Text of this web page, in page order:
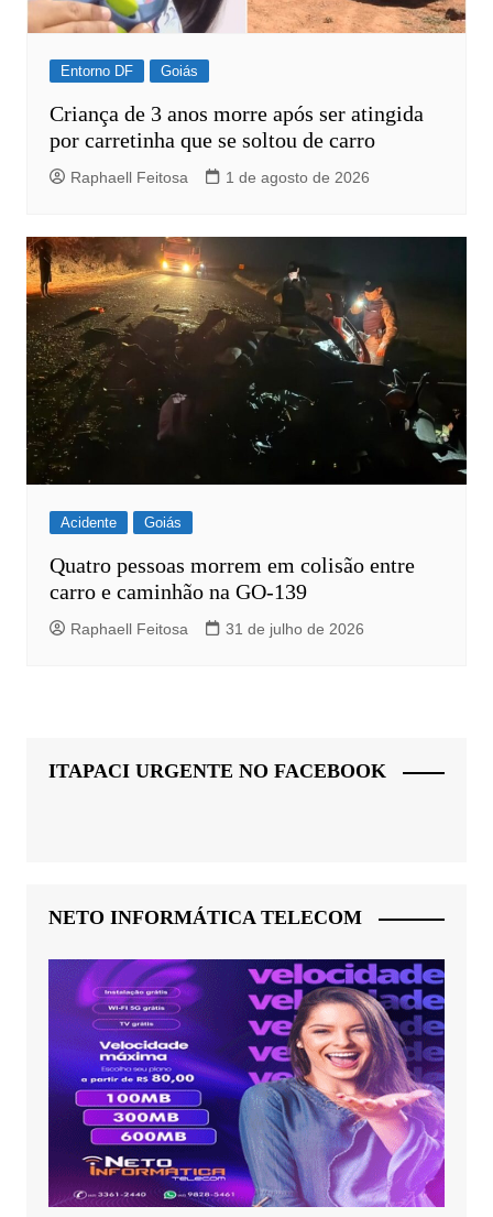
Entorno DF Goiás
Criança de 3 anos morre após ser atingida
por carretinha que se soltou de carro
Raphaell Feitosa 1 de agosto de 2026
Acidente Goiás
Quatro pessoas morrem em colisão entre
carro e caminhão na GO-139
Raphaell Feitosa 31 de julho de 2026
ITAPACI URGENTE NO FACEBOOK
NETO INFORMÁTICA TELECOM